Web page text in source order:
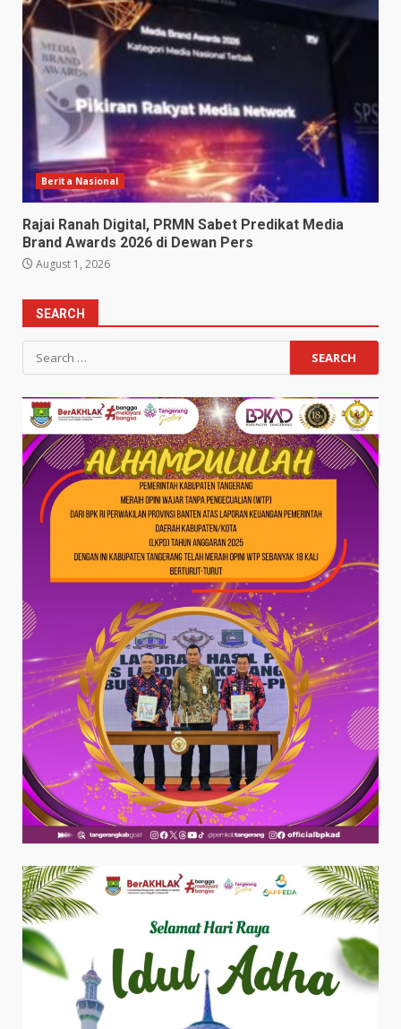
Berita Nasional
Rajai Ranah Digital, PRMN Sabet Predikat Media
Brand Awards 2026 di Dewan Pers
August 1, 2026
SEARCH
Search
for: